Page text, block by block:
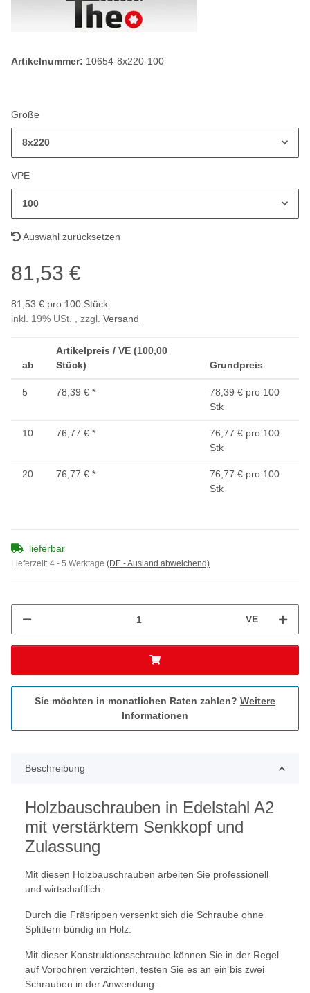
Artikelnummer: 10654-8x220-100
Größe
8x220
VPE
100
Auswahl zurücksetzen
81,53 €
81,53 € pro 100 Stück
inkl. 19% USt. , zzgl. Versand
ab
Artikelpreis / VE (100,00
Stück)
Grundpreis
5 78,39 € *
78,39 € pro 100
Stk
10 76,77 € *
76,77 € pro 100
Stk
20 76,77 € *
76,77 € pro 100
Stk
lieferbar
Lieferzeit: 4 - 5 Werktage (DE - Ausland abweichend)
VE
Sie möchten in monatlichen Raten zahlen? Weitere
Informationen
Beschreibung
Holzbauschrauben in Edelstahl A2
mit verstärktem Senkkopf und
Zulassung
Mit diesen Holzbauschrauben arbeiten Sie professionell
und wirtschaftlich.
Durch die Fräsrippen versenkt sich die Schraube ohne
Splittern bündig im Holz.
Mit dieser Konstruktionsschraube können Sie in der Regel
auf Vorbohren verzichten, testen Sie es an ein bis zwei
Schrauben in der Anwendung.